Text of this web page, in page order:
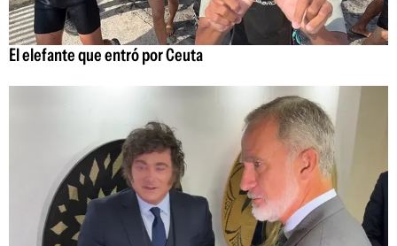
El elefante que entró por Ceuta